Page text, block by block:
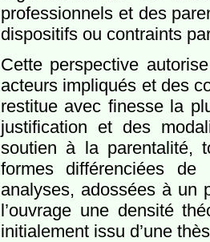
professionnels et des
dispositifs ou contraints
Cette perspective
acteurs impliqués et des
restitue avec finesse la
justification et des
soutien à la parentalité,
formes différenciées
analyses, adossées à un
l’ouvrage une densité
initialement issu d’une